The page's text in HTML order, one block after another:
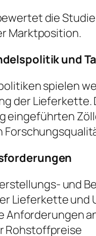
die
Marktposition.
und
spielen
der Lieferkette.
eingeführten
und
Lieferkette und
Anforderungen
Rohstoffpreise